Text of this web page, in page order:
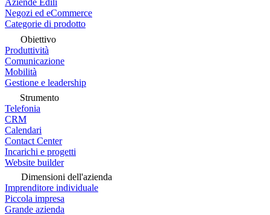
Aziende Edili
Negozi ed eCommerce
Categorie di prodotto
Obiettivo
Produttività
Comunicazione
Mobilità
Gestione e leadership
Strumento
Telefonia
CRM
Calendari
Contact Center
Incarichi e progetti
Website builder
Dimensioni dell'azienda
Imprenditore individuale
Piccola impresa
Grande azienda